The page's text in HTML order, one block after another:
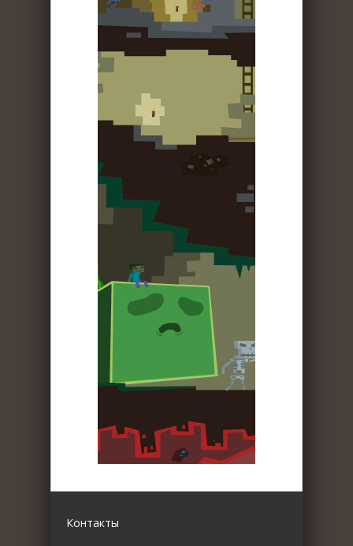
Контакты